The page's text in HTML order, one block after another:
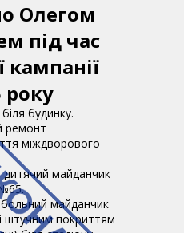
будинку.
ремонт
міждворового
майданчик
майданчик
штучним покриттям
Олегом
під час
кампанії
року